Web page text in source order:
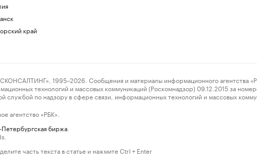
край
1995–2026. Сообщения и материалы информационного агентства
технологий и массовых коммуникаций (Роскомнадзор) 09.12.2015 за
службой по надзору в сфере связи, информационных технологий и массовых
агентство «РБК».
биржа
часть текста в статье и нажмите Ctrl + Enter